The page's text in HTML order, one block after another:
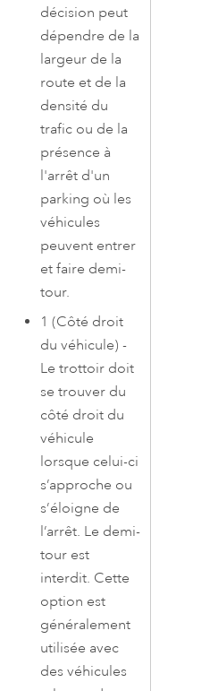
décision peut
dépendre de la
largeur de la
route et de la
densité du
trafic ou de la
présence à
l'arrêt d'un
parking où les
véhicules
peuvent entrer
et faire demi-
tour.
1 (Côté droit
du véhicule) -
Le trottoir doit
se trouver du
côté droit du
véhicule
lorsque celui-ci
s’approche ou
s’éloigne de
l’arrêt. Le demi-
tour est
interdit. Cette
option est
généralement
utilisée avec
des véhicules